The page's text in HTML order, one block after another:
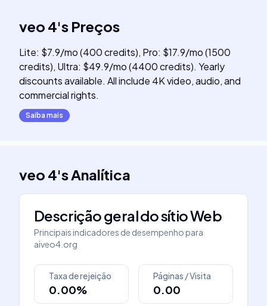
veo 4's Preços
Lite: $7.9/mo (400 credits), Pro: $17.9/mo (1500
credits), Ultra: $49.9/mo (4400 credits). Yearly
discounts available. All include 4K video, audio, and
commercial rights.
Saiba mais
veo 4'sAnalítica
Descrição geral do sítio Web
Principais indicadores de desempenho para
aiveo4.org
Taxa de rejeição
0.00%
Páginas / Visita
0.00